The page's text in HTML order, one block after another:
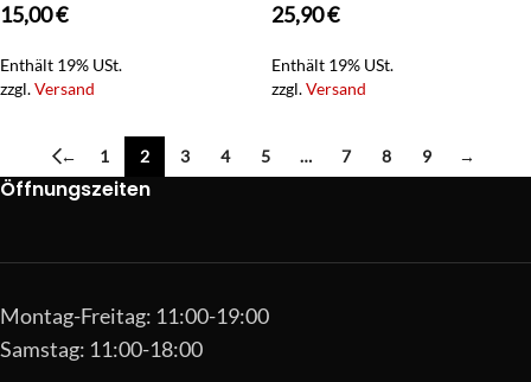
15,00€
Enthält 19% USt.
zzgl.Versand
25,90€
Enthält 19% USt.
zzgl.Versand
← 1 2 3 4 5 … 7 8 9 →
Öffnungszeiten
Montag-Freitag: 11:00-19:00
Samstag: 11:00-18:00